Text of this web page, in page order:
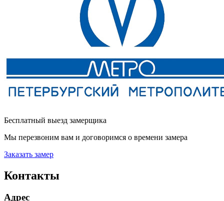
Бесплатный выезд замерщика
Мы перезвоним вам и договоримся о времени замера
Заказать замер
Контакты
Адрес